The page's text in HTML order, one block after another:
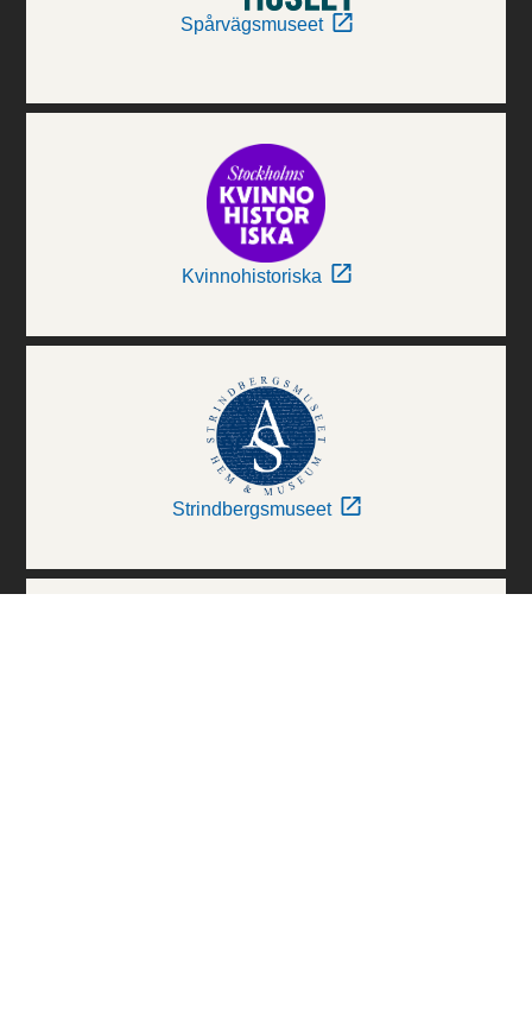
Spårvägsmuseet
Kvinnohistoriska
Strindbergsmuseet